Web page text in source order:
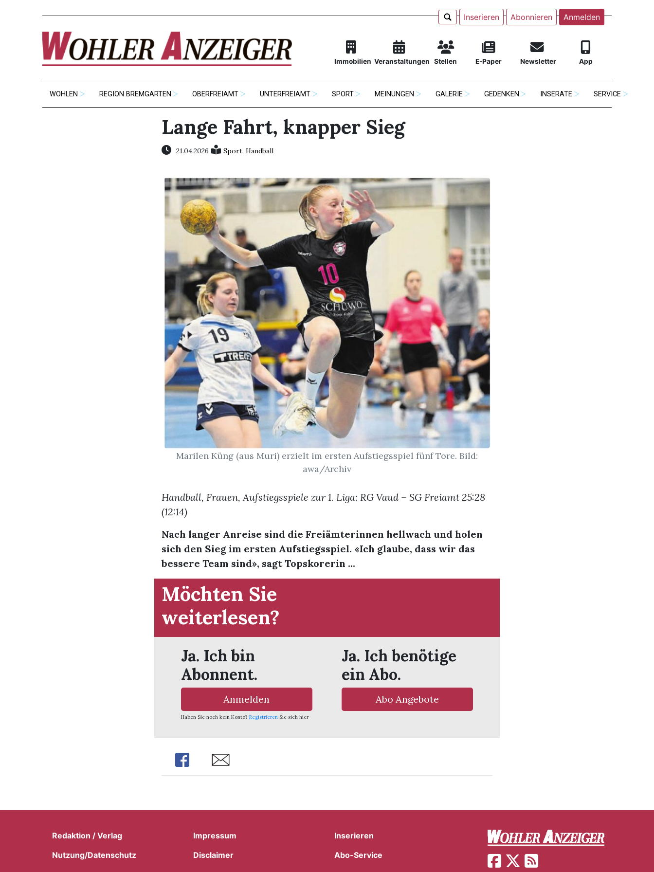
Inserieren Abonnieren Anmelden
Immobilien Veranstaltungen Stellen E-Paper Newsletter App
WOHLEN REGION BREMGARTEN OBERFREIAMT UNTERFREIAMT SPORT MEINUNGEN GALERIE GEDENKEN INSERATE SERVICE
Lange Fahrt, knapper Sieg
21.04.2026 Sport, Handball
Marilen Küng (aus Muri) erzielt im ersten Aufstiegsspiel fünf Tore. Bild:
awa/Archiv
Handball, Frauen, Aufstiegsspiele zur 1. Liga: RG Vaud – SG Freiamt 25:28
(12:14)
Nach langer Anreise sind die Freiämterinnen hellwach und holen
sich den Sieg im ersten Aufstiegsspiel. «Ich glaube, dass wir das
bessere Team sind», sagt Topskorerin ...
Möchten Sie
weiterlesen?
Ja. Ich bin
Abonnent.
Anmelden
Haben Sie noch kein Konto? Registrieren Sie sich hier
Ja. Ich benötige
ein Abo.
Abo Angebote
Share Share
Redaktion / Verlag Impressum
Inserieren
Nutzung/Datenschutz
Disclaimer Abo-Service